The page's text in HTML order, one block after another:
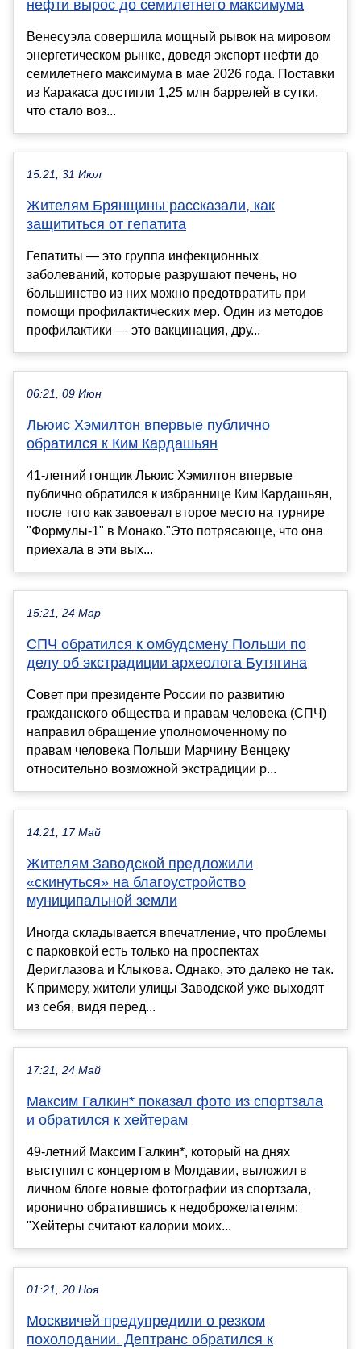
нефти вырос до семилетнего максимума
Венесуэла совершила мощный рывок на мировом
энергетическом рынке, доведя экспорт нефти до
семилетнего максимума в мае 2026 года. Поставки
из Каракаса достигли 1,25 млн баррелей в сутки,
что стало воз...
15:21, 31 Июл
Жителям Брянщины рассказали, как
защититься от гепатита
Гепатиты — это группа инфекционных
заболеваний, которые разрушают печень, но
большинство из них можно предотвратить при
помощи профилактических мер. Один из методов
профилактики — это вакцинация, дру...
06:21, 09 Июн
Льюис Хэмилтон впервые публично
обратился к Ким Кардашьян
41-летний гонщик Льюис Хэмилтон впервые
публично обратился к избраннице Ким Кардашьян,
после того как завоевал второе место на турнире
"Формулы-1" в Монако."Это потрясающе, что она
приехала в эти вых...
15:21, 24 Мар
СПЧ обратился к омбудсмену Польши по
делу об экстрадиции археолога Бутягина
Совет при президенте России по развитию
гражданского общества и правам человека (СПЧ)
направил обращение уполномоченному по
правам человека Польши Марчину Венцеку
относительно возможной экстрадиции р...
14:21, 17 Май
Жителям Заводской предложили
«скинуться» на благоустройство
муниципальной земли
Иногда складывается впечатление, что проблемы
с парковкой есть только на проспектах
Дериглазова и Клыкова. Однако, это далеко не так.
К примеру, жители улицы Заводской уже выходят
из себя, видя перед...
17:21, 24 Май
Максим Галкин* показал фото из спортзала
и обратился к хейтерам
49-летний Максим Галкин*, который на днях
выступил с концертом в Молдавии, выложил в
личном блоге новые фотографии из спортзала,
иронично обратившись к недоброжелателям:
"Хейтеры считают калории моих...
01:21, 20 Ноя
Москвичей предупредили о резком
похолодании. Дептранс обратился к